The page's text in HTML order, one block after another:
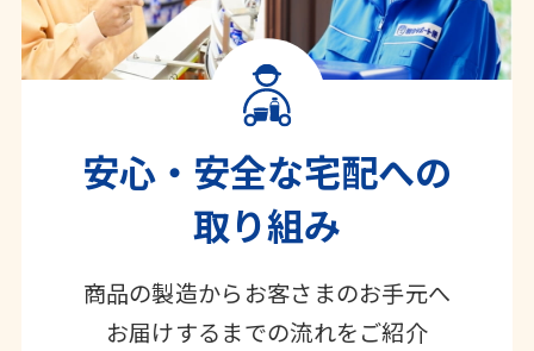
安心・安全な宅配への
取り組み
商品の製造からお客さまのお手元へ
お届けするまでの流れをご紹介